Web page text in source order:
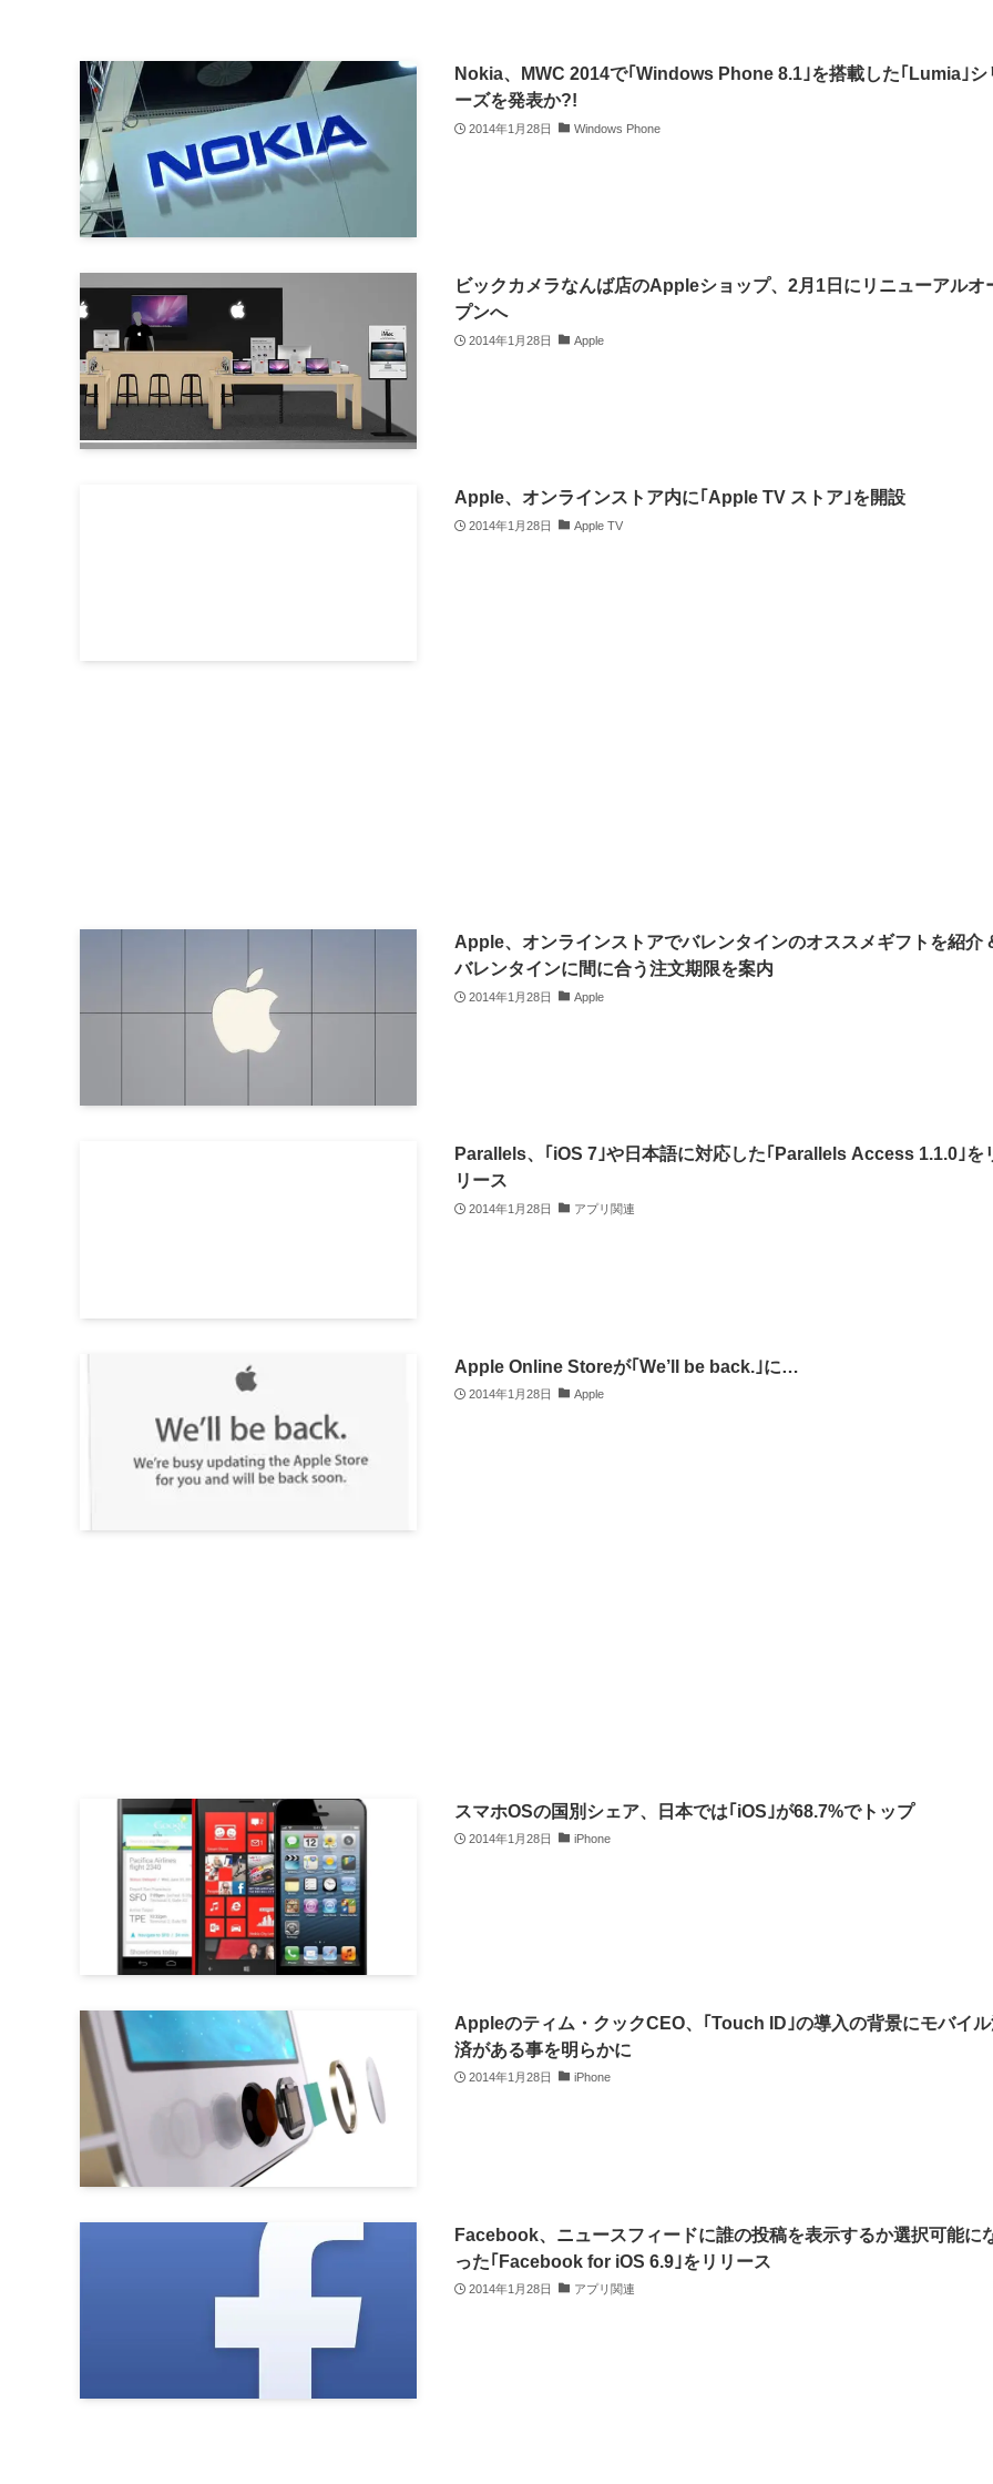
Nokia、MWC 2014で｢Windows Phone 8.1｣を搭載した｢Lumia｣シ
ーズを発表か?!
2014年1月28日 Windows Phone
ビックカメラなんば店のAppleショップ、2月1日にリニューアルオ
プンへ
2014年1月28日 Apple
Apple、オンラインストア内に｢Apple TV ストア｣を開設
2014年1月28日 Apple TV
Apple、オンラインストアでバレンタインのオススメギフトを紹介
バレンタインに間に合う注文期限を案内
2014年1月28日 Apple
Parallels、｢iOS 7｣や日本語に対応した｢Parallels Access 1.1.0｣を
リース
2014年1月28日 アプリ関連
Apple Online Storeが｢We’ll be back.｣に…
2014年1月28日 Apple
スマホOSの国別シェア、日本では｢iOS｣が68.7%でトップ
2014年1月28日 iPhone
Appleのティム・クックCEO、｢Touch ID｣の導入の背景にモバイ
済がある事を明らかに
2014年1月28日 iPhone
Facebook、ニュースフィードに誰の投稿を表示するか選択可能に
った｢Facebook for iOS 6.9｣をリリース
2014年1月28日 アプリ関連